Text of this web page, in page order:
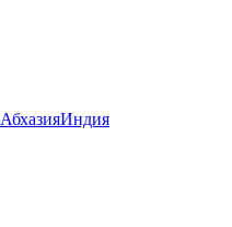
АбхазияИндия